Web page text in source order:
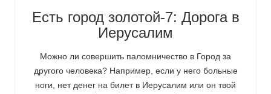
Есть город золотой-7: Дорога в
Иерусалим
Можно ли совершить паломничество в Город за
другого человека? Например, если у него больные
ноги, нет денег на билет в Иерусалим или он твой